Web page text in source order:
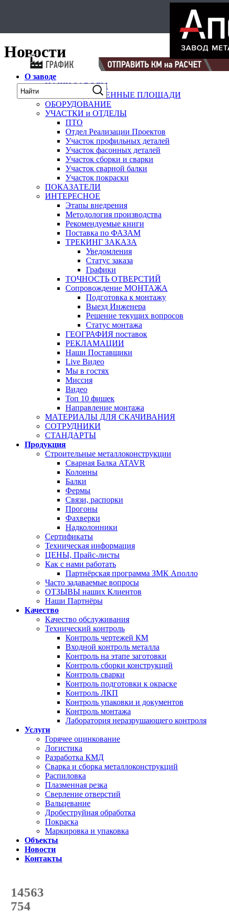
Новости
О заводе
НАШИ ЗАВОДЫ
ПРОИЗВОДСТВЕННЫЕ ПЛОЩАДИ
ОБОРУДОВАНИЕ
УЧАСТКИ и ОТДЕЛЫ
ПТО
Отдел Реализации Проектов
Участок профильных деталей
Участок фасонных деталей
Участок сборки и сварки
Участок сварной балки
Участок покраски
ПОКАЗАТЕЛИ
ИНТЕРЕСНОЕ
Этапы внедрения
Методология производства
Рекомендуемые книги
Поставка по ФАЗАМ
ТРЕКИНГ ЗАКАЗА
Уведомления
Статус заказа
Графики
ТОЧНОСТЬ ОТВЕРСТИЙ
Сопровождение МОНТАЖА
Подготовка к монтажу
Выезд Инженера
Решение текущих вопросов
Статус монтажа
ГЕОГРАФИЯ поставок
РЕКЛАМАЦИИ
Наши Поставщики
Live Видео
Мы в гостях
Миссия
Видео
Топ 10 фишек
Направление монтажа
МАТЕРИАЛЫ ДЛЯ СКАЧИВАНИЯ
СОТРУДНИКИ
СТАНДАРТЫ
Продукция
Строительные металлоконструкции
Сварная Балка ATAVR
Колонны
Балки
Фермы
Связи, распорки
Прогоны
Фахверки
Надколонники
Сертификаты
Техническая информация
ЦЕНЫ, Прайс-листы
Как с нами работать
Партнёрская программа ЗМК Аполло
Часто задаваемые вопросы
ОТЗЫВЫ наших Клиентов
Наши Партнёры
Качество
Качество обслуживания
Технический контроль
Контроль чертежей КМ
Входной контроль металла
Контроль на этапе заготовки
Контроль сборки конструкций
Контроль сварки
Контроль подготовки к окраске
Контроль ЛКП
Контроль упаковки и документов
Контроль монтажа
Лаборатория неразрушающего контроля
Услуги
Горячее оцинкование
Логистика
Разработка КМД
Сварка и сборка металлоконструкций
Распиловка
Плазменная резка
Сверление отверстий
Вальцевание
Дробеструйная обработка
Покраска
Маркировка и упаковка
Объекты
Новости
Контакты
14563
с начала года
754
с начала месяца